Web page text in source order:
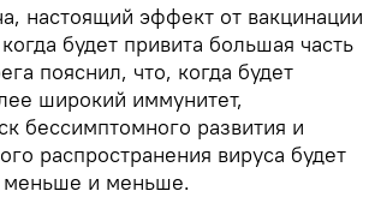
настоящий эффект от вакцинации
будет привита большая часть
пояснил, что, когда будет
широкий иммунитет,
бессимптомного развития и
распространения вируса будет
меньше и меньше.